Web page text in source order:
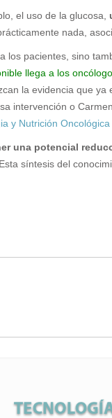
el uso de la glucosa,
nada,
los pacientes, sino
llega a los
la evidencia que
intervención o
y Nutrición Oncológica
una potencial
síntesis del